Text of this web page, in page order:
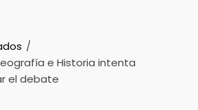
e Historia intenta
el debate